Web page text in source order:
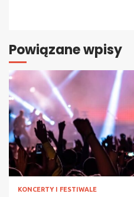
Powiązane wpisy
KONCERTY I FESTIWALE